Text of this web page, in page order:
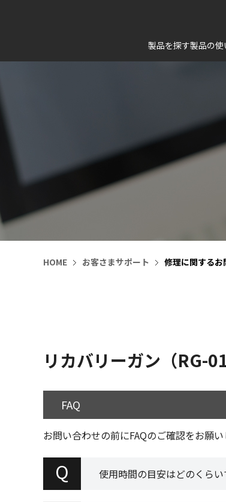
製品を探す製品の使
HOME お客さまサポート 修理に関するお
リカバリーガン（RG-01
FAQ
お問い合わせの前にFAQのご確認をお願い
Q 使用時間の目安はどのくらい